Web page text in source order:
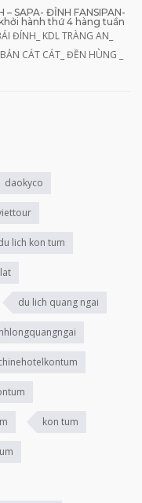
– SAPA- ĐỈNH FANSIPAN-
hành thứ 4 hàng tuần
ĐÍNH_ KDL TRÀNG AN_
CÁT CÁT_ ĐỀN HÙNG _
daokyco
lich kon tum
du lich quang ngai
kon tum